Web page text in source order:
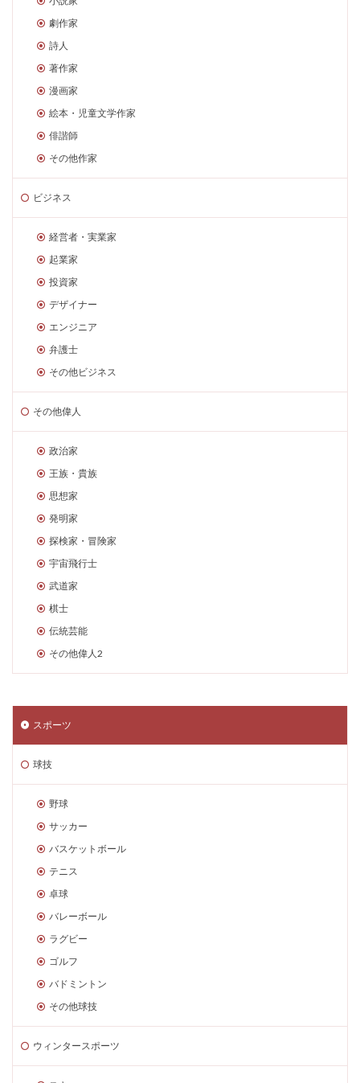
劇作家
詩人
著作家
漫画家
絵本・児童文学作家
俳諧師
その他作家
ビジネス
経営者・実業家
起業家
投資家
デザイナー
エンジニア
弁護士
その他ビジネス
その他偉人
政治家
王族・貴族
思想家
発明家
探検家・冒険家
宇宙飛行士
武道家
棋士
伝統芸能
その他偉人2
スポーツ
球技
野球
サッカー
バスケットボール
テニス
卓球
バレーボール
ラグビー
ゴルフ
バドミントン
その他球技
ウィンタースポーツ